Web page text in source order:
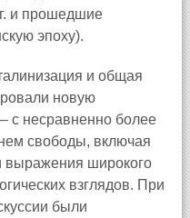
и прошедшие
эпоху).
и общая
новую
с несравненно более
свободы, включая
выражения широкого
взглядов. При
были